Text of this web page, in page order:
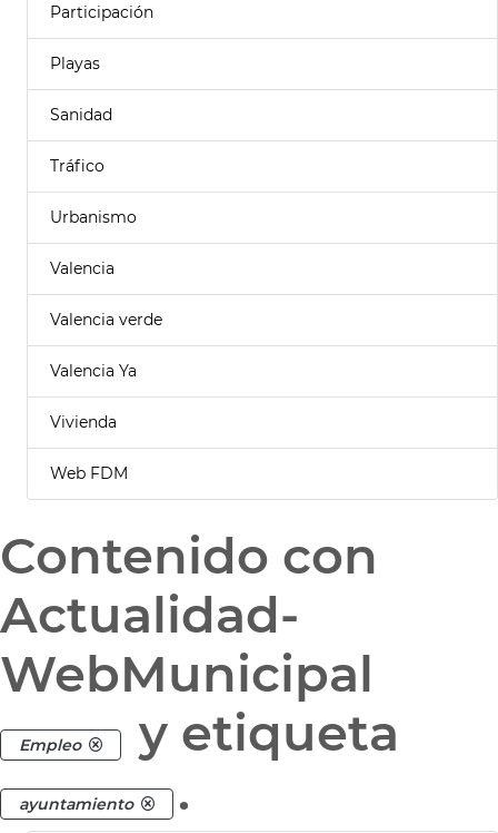
Participación
Playas
Sanidad
Tráfico
Urbanismo
Valencia
Valencia verde
Valencia Ya
Vivienda
Web FDM
Contenido con
Actualidad-
WebMunicipal
Empleo y etiqueta
ayuntamiento .